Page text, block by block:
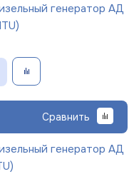
генератор АД
Сравнить
генератор АД